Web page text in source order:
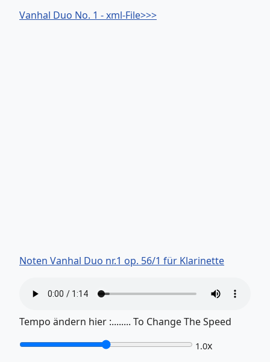
Vanhal Duo No. 1 - xml-File>>>
Noten Vanhal Duo nr.1 op. 56/1 für Klarinette
Tempo ändern hier :........ To Change The Speed
1.0x